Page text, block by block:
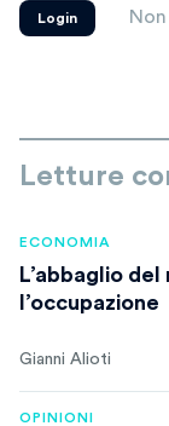
Login
Letture
ECONOMIA
L’abbaglio
l’occupazione
Gianni Alioti
OPINIONI